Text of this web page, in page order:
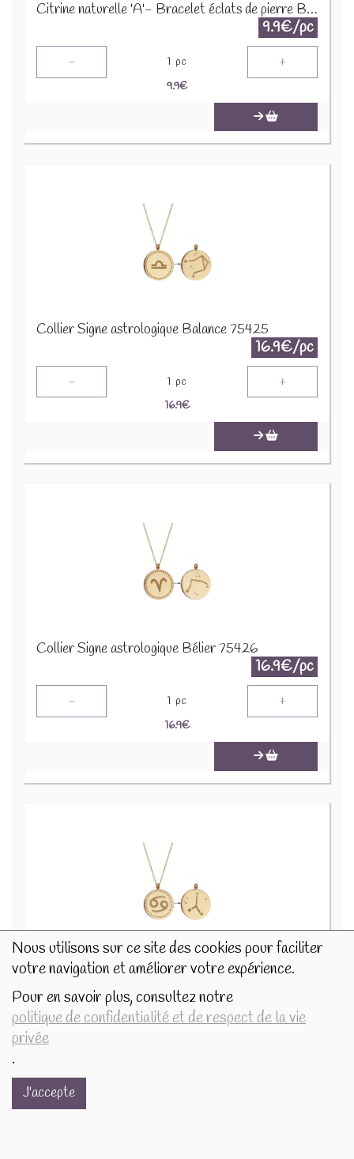
Nous utilisons sur ce site des cookies pour faciliter
votre navigation et améliorer votre expérience.
Pour en savoir plus, consultez notre
politique de confidentialité et de respect de la vie
privée
.
J'accepte
Citrine naturelle 'A'- Bracelet éclats de pierre BRC-CIT
9.9€/pc
- 1 pc +
9.9€
Collier Signe astrologique Balance 75425
16.9€/pc
- 1 pc +
16.9€
Collier Signe astrologique Bélier 75426
16.9€/pc
- 1 pc +
16.9€
Collier Signe astrologique Cancer 75419
- 1 pc +